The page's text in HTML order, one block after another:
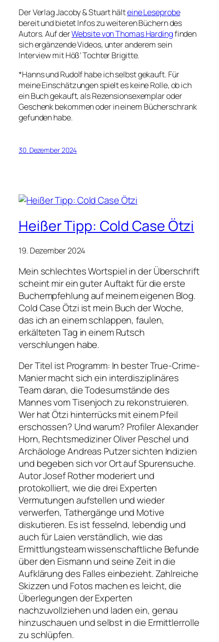
Der Verlag Jacoby & Stuart hälteine Leseprobe
bereit und bietet Infos zu weiteren Büchern des
Autors. Auf derWebsite von Thomas Hardingfinden
sich ergänzende Videos, unter anderem sein
Interview mit Höß’ Tochter Brigitte.
*Hanns und Rudolfhabe ich selbst gekauft. Für
meine Einschätzungen spielt es keine Rolle, ob ich
ein Buch gekauft, als Rezensionsexemplar oder
Geschenk bekommen oder in einem Bücherschrank
gefunden habe.
30. Dezember 2024
Heißer Tipp: Cold Case Ötzi
19. Dezember 2024
Mein schlechtes Wortspiel in der Überschrift
scheint mir ein guter Auftakt für die erste
Buchempfehlung auf meinem eigenen Blog.
Cold Case Ötzi ist mein Buch der Woche,
das ich an einem schlappen, faulen,
erkälteten Tag in einem Rutsch
verschlungen habe.
Der Titel ist Programm: In bester True-Crime-
Manier macht sich ein interdisziplinäres
Team daran, die Todesumstände des
Mannes vom Tisenjoch zu rekonstruieren.
Wer hat Ötzi hinterrücks mit einem Pfeil
erschossen? Und warum? Profiler Alexander
Horn, Rechtsmediziner Oliver Peschel und
Archäologe Andreas Putzer sichten Indizien
und begeben sich vor Ort auf Spurensuche.
Autor Josef Rother moderiert und
protokolliert, wie die drei Experten
Vermutungen aufstellen und wieder
verwerfen, Tathergänge und Motive
diskutieren. Es ist fesselnd, lebendig und
auch für Laien verständlich, wie das
Ermittlungsteam wissenschaftliche Befunde
über den Eismann und seine Zeit in die
Aufklärung des Falles einbezieht. Zahlreiche
Skizzen und Fotos machen es leicht, die
Überlegungen der Experten
nachzuvollziehen und laden ein, genau
hinzuschauen und selbst in die Ermittlerrolle
zu schlüpfen.